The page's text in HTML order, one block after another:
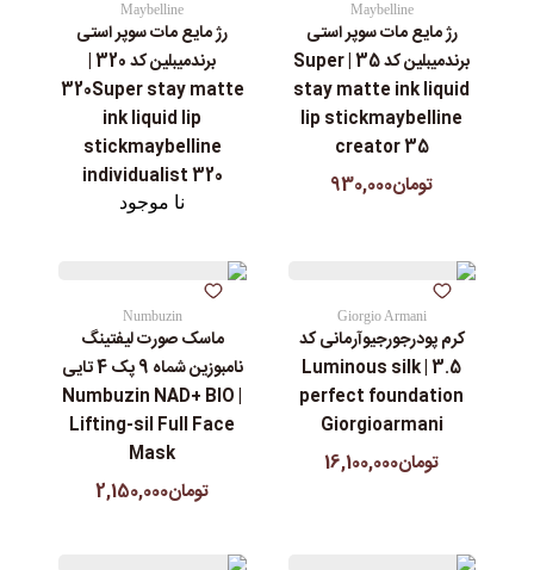
Maybelline
رژ مایع مات سوپر استی‌
برندمیبلین کد 35 | Super
stay matte ink liquid
lip stickmaybelline
creator 35
تومان930,000
Maybelline
رژ مایع مات سوپر استی‌
برندمیبلین کد 320 |
320Super stay matte
ink liquid lip
stickmaybelline
individualist 320
نا موجود
Giorgio Armani
کرم پودرجورجیوآرمانی کد
3.5 | Luminous silk
perfect foundation
Giorgioarmani
تومان16,100,000
Numbuzin
ماسک صورت لیفتینگ
نامبوزین شماه 9 پک 4 تایی
| Numbuzin NAD+ BIO
Lifting-sil Full Face
Mask
تومان2,150,000